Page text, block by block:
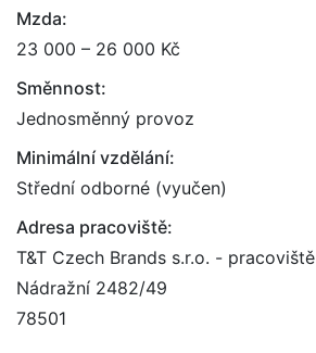
Mzda:
23 000 – 26 000 Kč
Směnnost:
Jednosměnný provoz
Minimální vzdělání:
Střední odborné (vyučen)
Adresa pracoviště:
T&T Czech Brands s.r.o. - pracoviště
Nádražní 2482/49
78501